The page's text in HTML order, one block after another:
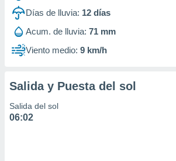
Días de lluvia: 12 días
Acum. de lluvia: 71 mm
Viento medio: 9 km/h
Salida y Puesta del sol
Salida del sol
06:02